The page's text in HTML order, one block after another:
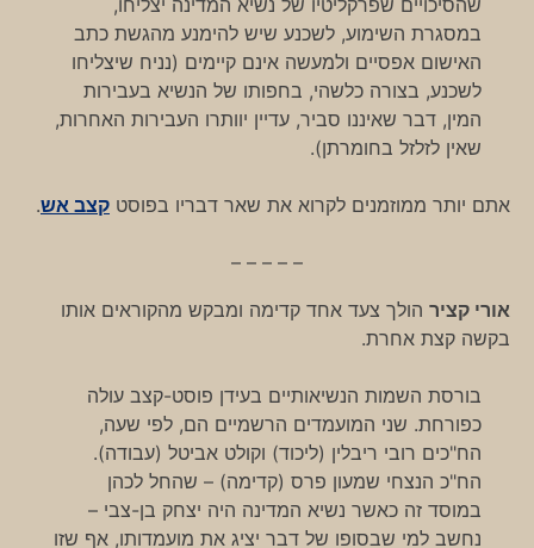
במסגרת השימוע, לשכנע שיש להימנע מהגשת כתב
האישום אפסיים ולמעשה אינם קיימים (נניח שיצליחו
לשכנע, בצורה כלשהי, בחפותו של הנשיא בעבירות
המין, דבר שאיננו סביר, עדיין יוותרו העבירות האחרות,
שאין לזלזל בחומרתן).
אתם יותר ממוזמנים לקרוא את שאר דבריו בפוסט קצב אש.
– – – – –
אורי קציר הולך צעד אחד קדימה ומבקש מהקוראים אותו
בקשה קצת אחרת.
בורסת השמות הנשיאותיים בעידן פוסט-קצב עולה
כפורחת. שני המועמדים הרשמיים הם, לפי שעה,
הח"כים רובי ריבלין (ליכוד) וקולט אביטל (עבודה).
הח"כ הנצחי שמעון פרס (קדימה) – שהחל לכהן
במוסד זה כאשר נשיא המדינה היה יצחק בן-צבי –
נחשב למי שבסופו של דבר יציג את מועמדותו, אף שזו